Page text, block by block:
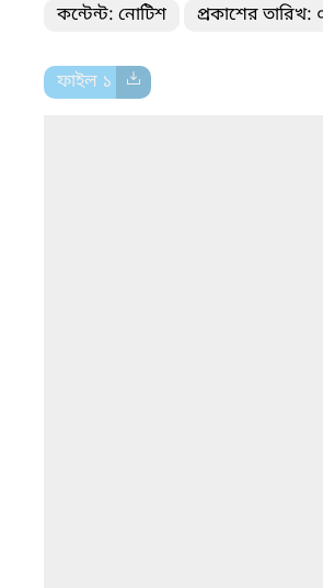
কন্টেন্ট: নোটিশ প্রকাশের তারিখ:
ফাইল ১